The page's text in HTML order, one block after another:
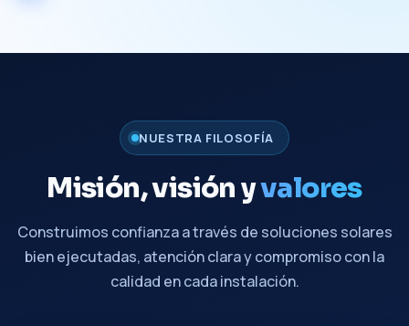
NUESTRA FILOSOFÍA
Misión, visión yvalores
Construimos confianza a través de soluciones solares
bien ejecutadas, atención clara y compromiso con la
calidad en cada instalación.